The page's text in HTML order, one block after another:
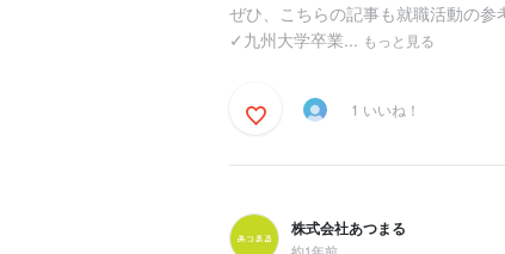
ぜひ、こちらの記事も就職活動の参
✓九州大学卒業... もっと見る
1 いいね！
株式会社あつまる